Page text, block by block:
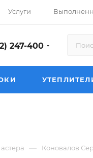
Услуги
247-400
— Коновалов